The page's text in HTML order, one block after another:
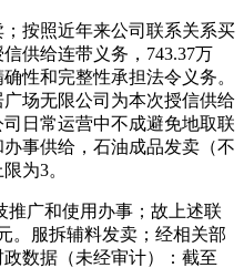
按照近年来公司联系关系买
供给连带义务，743.37万
性和完整性承担法令义务。
场无限公司为本次授信供给
日常运营中不成避免地取联
事供给，石油成品发卖（不
为3。
广和使用办事；故上述联
。服拆辅料发卖；经相关部
数据（未经审计）：截至